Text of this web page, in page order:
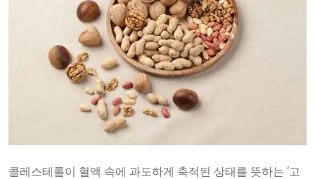
콜레스테롤이 혈액 속에 과도하게 축적된 상태를 뜻하는 ‘고